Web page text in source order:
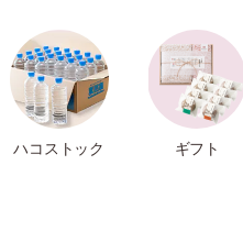
ハコストック ギフト